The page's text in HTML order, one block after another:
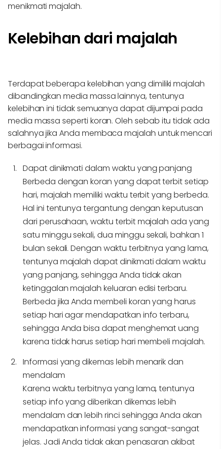
menikmati majalah.
Kelebihan dari majalah
Terdapat beberapa kelebihan yang dimiliki majalah
dibandingkan media massa lainnya, tentunya
kelebihan ini tidak semuanya dapat dijumpai pada
media massa seperti koran. Oleh sebab itu tidak ada
salahnya jika Anda membaca majalah untuk mencari
berbagai informasi.
Dapat dinikmati dalam waktu yang panjang
Berbeda dengan koran yang dapat terbit setiap
hari, majalah memiliki waktu terbit yang berbeda.
Hal ini tentunya tergantung dengan keputusan
dari perusahaan, waktu terbit majalah ada yang
satu minggu sekali, dua minggu sekali, bahkan 1
bulan sekali. Dengan waktu terbitnya yang lama,
tentunya majalah dapat dinikmati dalam waktu
yang panjang, sehingga Anda tidak akan
ketinggalan majalah keluaran edisi terbaru.
Berbeda jika Anda membeli koran yang harus
setiap hari agar mendapatkan info terbaru,
sehingga Anda bisa dapat menghemat uang
karena tidak harus setiap hari membeli majalah.
Informasi yang dikemas lebih menarik dan
mendalam
Karena waktu terbitnya yang lama, tentunya
setiap info yang diberikan dikemas lebih
mendalam dan lebih rinci sehingga Anda akan
mendapatkan informasi yang sangat-sangat
jelas. Jadi Anda tidak akan penasaran akibat